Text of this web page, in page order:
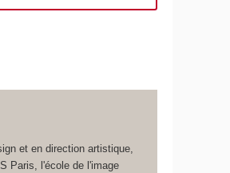
et en direction artistique,
Paris, l'école de l'image